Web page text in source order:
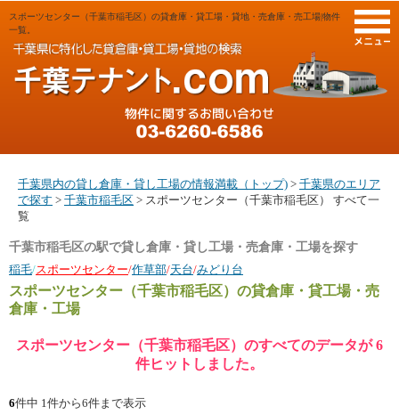
スポーツセンター（千葉市稲毛区）の貸倉庫・貸工場・貸地・売倉庫・売工場|物件
一覧。
千葉県内の貸し倉庫・貸し工場の情報満載（トップ) > 千葉県のエリア
で探す > 千葉市稲毛区 > スポーツセンター（千葉市稲毛区） すべて一
覧
千葉市稲毛区の駅で貸し倉庫・貸し工場・売倉庫・工場を探す
稲毛/スポーツセンター/作草部/天台/みどり台
スポーツセンター（千葉市稲毛区） の貸倉庫・貸工場・売
倉庫・工場
スポーツセンター（千葉市稲毛区）のすべてのデータが 6
件ヒットしました。
6件中 1件から6件まで表示